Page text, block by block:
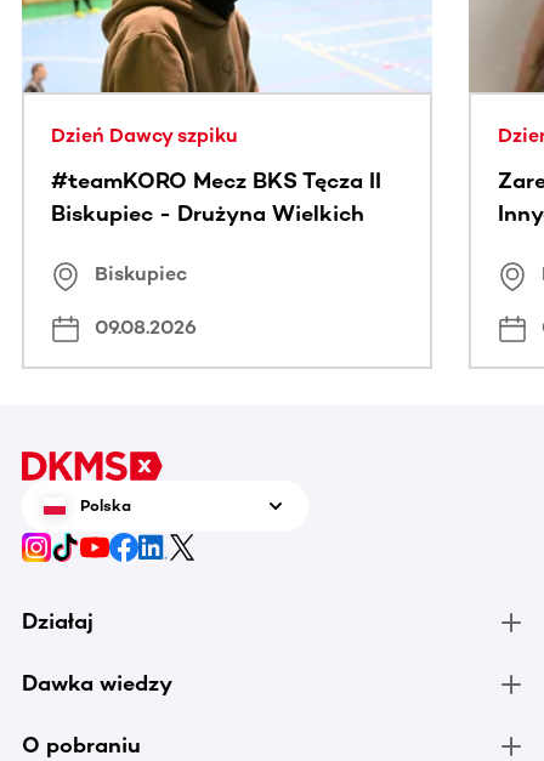
Dzień Dawcy szpiku
#teamKORO Mecz BKS Tęcza II
Biskupiec - Drużyna Wielkich
Biskupiec
09.08.2026
Polska
Działaj
Dawka wiedzy
O pobraniu